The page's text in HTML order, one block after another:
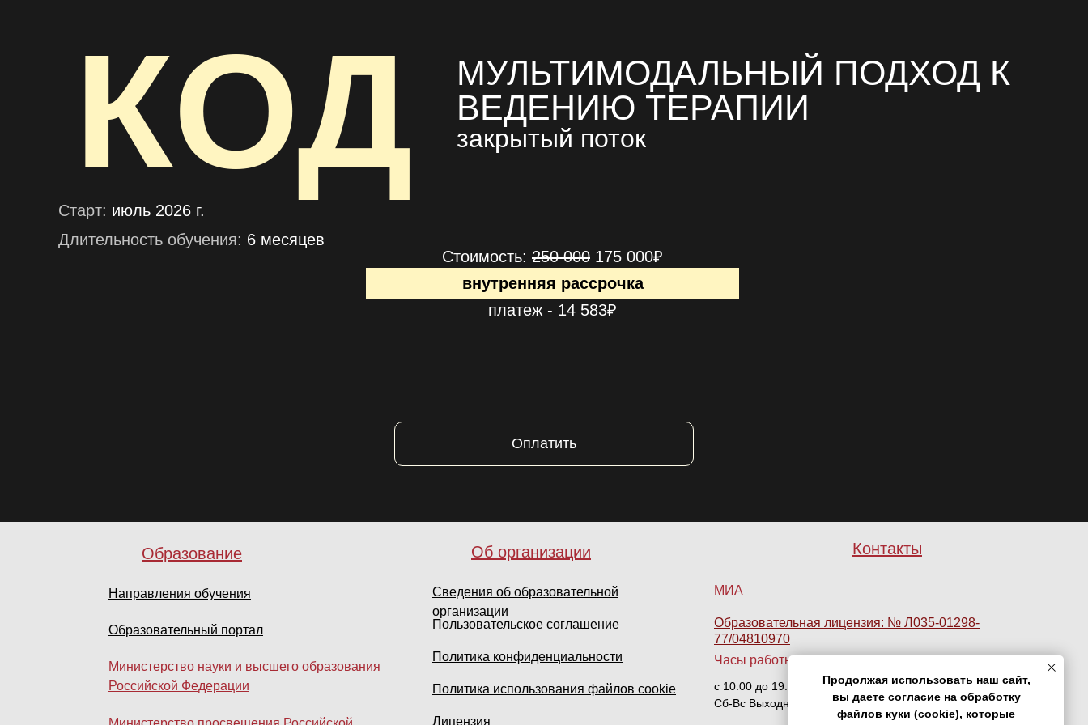
Оплатить
Старт: июль 2026 г.
Длительность обучения: 6 месяцев
МУЛЬТИМОДАЛЬНЫЙ ПОДХОД К
ВЕДЕНИЮ ТЕРАПИИ
закрытый поток
КОД
Стоимость: 250 000 175 000₽
внутренняя рассрочка
платеж - 14 583₽
Продолжая использовать наш сайт,
вы даете согласие на обработку
файлов куки (cookie), которые
Образование Об организации Контакты
Направления обучения
Образовательный портал
Министерство науки и высшего образования
Российской Федерации
Сведения об образовательной
организации
Пользовательское соглашение
Политика конфиденциальности
Политика использования файлов cookie
Лицензия
МИА
Образовательная лицензия: № Л035-01298-
77/04810970
Часы работы
с 10:00 до 19:00
Сб-Вс Выходной